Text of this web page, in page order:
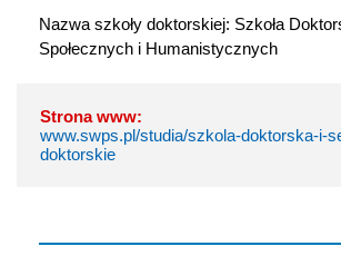
Nazwa szkoły doktorskiej: Szkoła
Społecznych i Humanistycznych
Strona www:
www.swps.pl/studia/szkola-doktorska-i-
doktorskie